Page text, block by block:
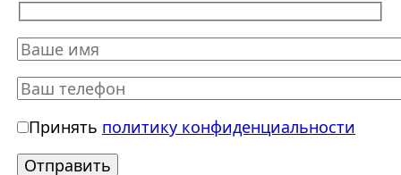
Принять политику конфиденциальности